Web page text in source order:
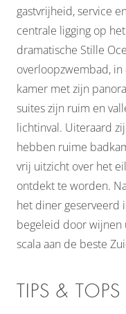
gastvrijheid, service
centrale ligging op
dramatische Stille
overloopzwembad, in
kamer met zijn
suites zijn ruim en
lichtinval. Uiteraard
hebben ruime
vrij uitzicht over het
ontdekt te worden.
het diner geserveerd
begeleid door
scala aan de beste
TIPS &